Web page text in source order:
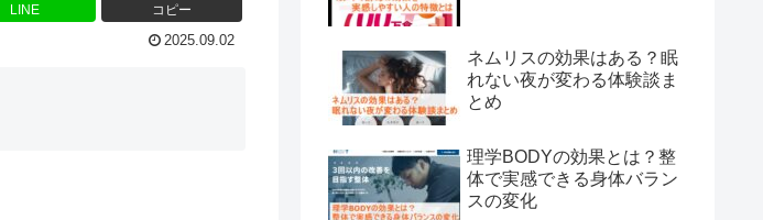
LINE コピー
2025.09.02
ネムリスの効果はある？眠
れない夜が変わる体験談ま
とめ
理学BODYの効果とは？整
体で実感できる身体バラン
スの変化